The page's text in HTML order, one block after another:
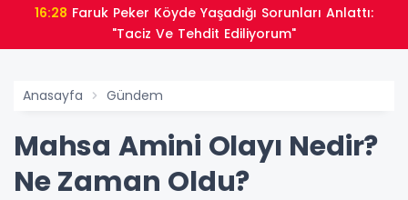
16:28
"Taciz Ve Tehdit Ediliyorum"
Anasayfa Gündem
Mahsa Amini Olayı Nedir?
Ne Zaman Oldu?